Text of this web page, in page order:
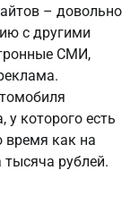
– довольно
с другими
СМИ,
у которого есть
время как на
тысяча рублей.